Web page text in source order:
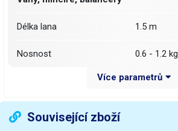
délka lana 1.5 m
nosnost 0.6 - 1.2 kg
0.38 kg
Více parametrů
Související zboží